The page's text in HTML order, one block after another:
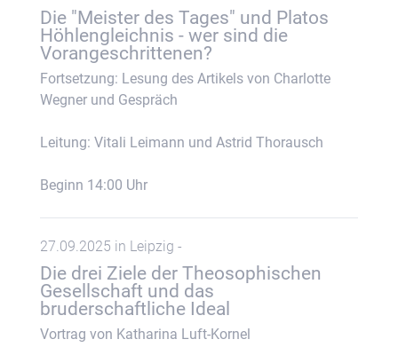
Die "Meister des Tages" und Platos
Höhlengleichnis - wer sind die
Vorangeschrittenen?
Fortsetzung: Lesung des Artikels von Charlotte
Wegner und Gespräch
Leitung: Vitali Leimann und Astrid Thorausch
Beginn 14:00 Uhr
27.09.2025 in Leipzig -
Die drei Ziele der Theosophischen
Gesellschaft und das
bruderschaftliche Ideal
Vortrag von Katharina Luft-Kornel